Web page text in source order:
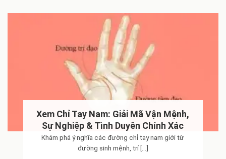
Xem Chỉ Tay Nam: Giải Mã Vận Mệnh,
Sự Nghiệp & Tình Duyên Chính Xác
Khám phá ý nghĩa các đường chỉ tay nam giới từ
đường sinh mệnh, trí [...]